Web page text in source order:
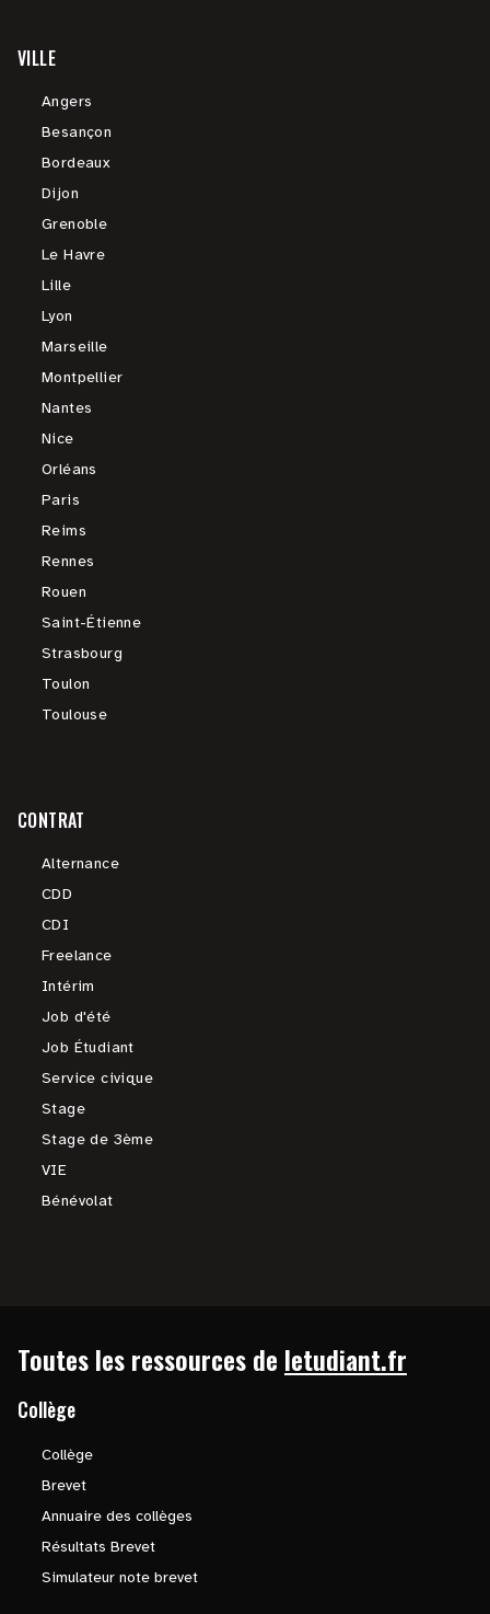
VILLE
Angers
Besançon
Bordeaux
Dijon
Grenoble
Le Havre
Lille
Lyon
Marseille
Montpellier
Nantes
Nice
Orléans
Paris
Reims
Rennes
Rouen
Saint-Étienne
Strasbourg
Toulon
Toulouse
CONTRAT
Alternance
CDD
CDI
Freelance
Intérim
Job d'été
Job Étudiant
Service civique
Stage
Stage de 3ème
VIE
Bénévolat
Toutes les ressources de letudiant.fr
Collège
Collège
Brevet
Annuaire des collèges
Résultats Brevet
Simulateur note brevet